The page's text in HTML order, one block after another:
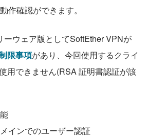
作確認ができます。
ーウェア版としてSoftEther VPNが
限事項があり、今回使用するクライ
用できません(RSA 証明書認証が該
インでのユーザー認証